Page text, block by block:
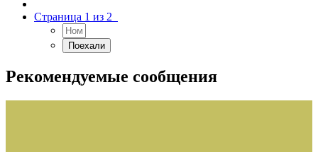
Страница 1 из 2
Рекомендуемые сообщения